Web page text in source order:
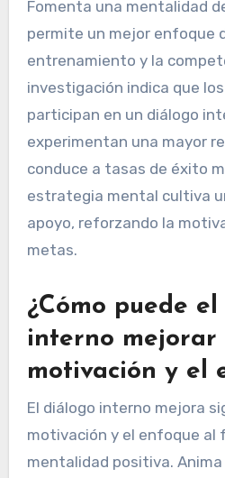
Fomenta una mentalidad
permite un mejor enfoque
entrenamiento y la
investigación indica que
participan en un diálogo
experimentan una mayor
conduce a tasas de éxito
estrategia mental cultiva
apoyo, reforzando la
metas.
¿Cómo puede
interno mejorar
motivación y el
El diálogo interno mejora
motivación y el enfoque al
mentalidad positiva.